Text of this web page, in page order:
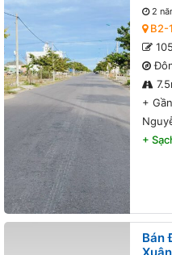
cầu
Tỏa
2
B2-
+
+
Bán